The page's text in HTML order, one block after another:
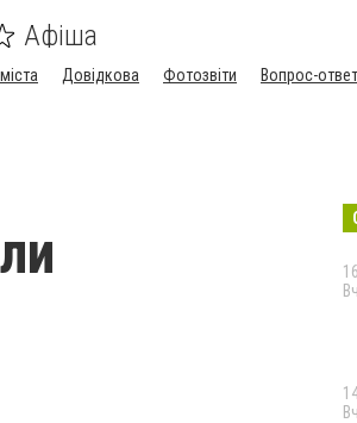
Афіша
Довідкова Фотозвіти Вопрос-ответ